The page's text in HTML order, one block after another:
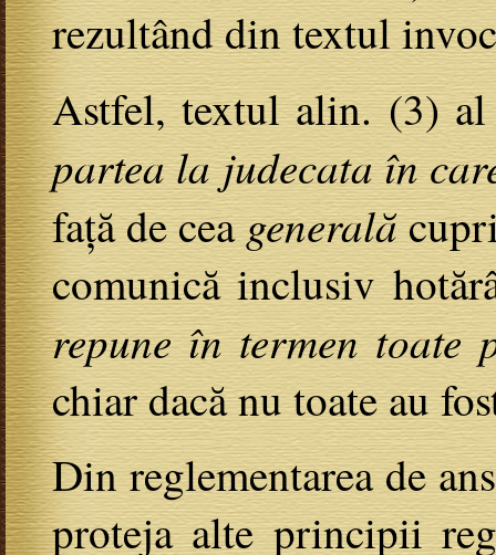
rezultând din textul
Astfel, textul alin. (3) al
partea la judecata în
față de ceagenerală
comunică inclusiv
repune în termen
chiar dacă nu toate au
Din reglementarea de
proteja alte principii